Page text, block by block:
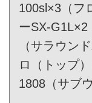
100sl×3（フ
ーSX-G1L×2
（サラウン
ロ（トップ
1808（サブ